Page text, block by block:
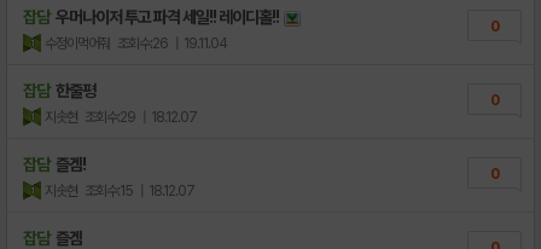
잡담 우머나이저 투고 파격 세일!! 레이디홀!!
수정이먹어줘 조회수:26 | 19.11.04
0
잡담 한줄평
지솟현 조회수:29 | 18.12.07
0
잡담 즐겜!
지솟현 조회수:15 | 18.12.07
0
잡담 즐겜